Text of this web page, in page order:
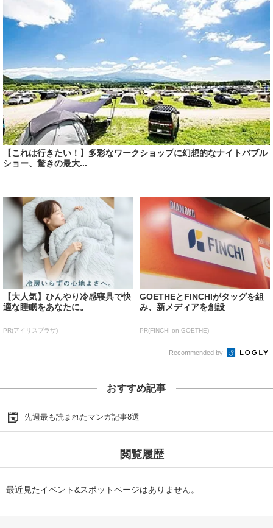
【これは行きたい！】多彩なワークショップに幻想的なナイトバブル
ショー、驚きの最大...
【大人気】ひんやり冷感寝具で快
適な睡眠をあなたに。
PR(アイリスプラザ)
GOETHEとFINCHIがタッグを組
み、新メディアを創設
PR(FINCHI on GOETHE)
Recommended by
おすすめ記事
先週最も読まれたマンガ記事8選
閲覧履歴
最近見たイベント&スポットページはありません。